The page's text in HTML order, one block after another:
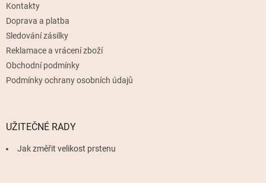
Kontakty
Doprava a platba
Sledování zásilky
Reklamace a vrácení zboží
Obchodní podmínky
Podmínky ochrany osobních údajů
UŽITEČNÉ RADY
Jak změřit velikost prstenu